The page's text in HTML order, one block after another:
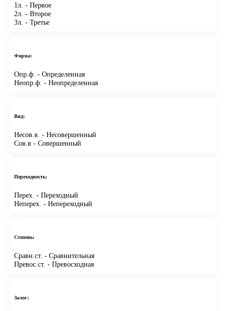
1л. - Первое
2л. - Второе
3л. - Третье
Форма:
Опр.ф. - Определенная
Неопр.ф. - Неопределенная
Вид:
Несов.в. - Несовершенный
Сов.в - Совершенный
Переходность:
Перех. - Переходный
Неперех. - Непереходный
Степень:
Сравн.ст. - Сравнительная
Превос.ст. - Превосходная
Залог: